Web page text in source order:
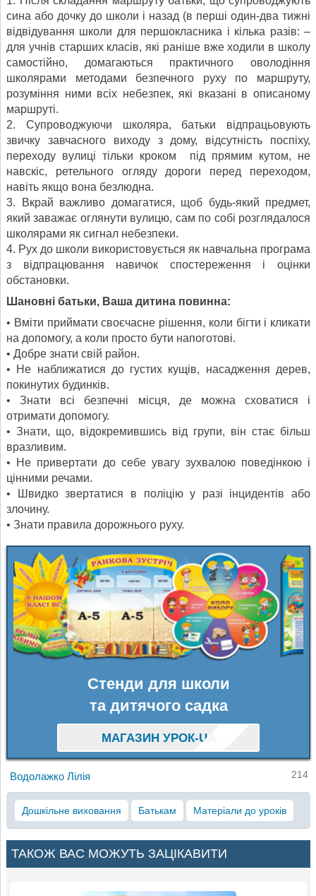
сина або дочку до школи і назад (в перші один-два тижні
відвідування школи для першокласника і кілька разів: –
для учнів старших класів, які раніше вже ходили в школу
самостійно, домагаються практичного оволодіння
школярами методами безпечного руху по маршруту,
розуміння ними всіх небезпек, які вказані в описаному
маршруті.
2. Супроводжуючи школяра, батьки відпрацьовують
звичку завчасного виходу з дому, відсутність поспіху,
переходу вулиці тільки кроком під прямим кутом, не
навскіс, ретельного огляду дороги перед переходом,
навіть якщо вона безлюдна.
3. Вкрай важливо домагатися, щоб будь-який предмет,
який заважає оглянути вулицю, сам по собі розглядалося
школярами як сигнал небезпеки.
4. Рух до школи використовується як навчальна програма
з відпрацювання навичок спостереження і оцінки
обстановки.
Шановні батьки, Ваша дитина повинна:
• Вміти приймати своєчасне рішення, коли бігти і кликати
на допомогу, а коли просто бути напоготові.
• Добре знати свій район.
• Не наближатися до густих кущів, насадження дерев,
покинутих будинків.
• Знати всі безпечні місця, де можна сховатися і
отримати допомогу.
• Знати, що, відокремившись від групи, він стає більш
вразливим.
• Не привертати до себе увагу зухвалою поведінкою і
цінними речами.
• Швидко звертатися в поліцію у разі інцидентів або
злочину.
• Знати правила дорожнього руху.
Стенди для школи
та дитячого садка
МАГАЗИН УРОК-UA
Водолажко Лілія 214
Дошкільне виховання Батькам Матеріали до уроків
ТАКОЖ ВАС МОЖУТЬ ЗАЦІКАВИТИ